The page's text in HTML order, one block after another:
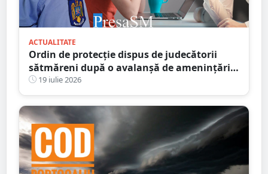
ACTUALITATE
Ordin de protecție dispus de judecătorii
sătmăreni după o avalanșă de amenințări
online. Răzbunarea unui fiu pe amanta
tatălui infidel
19 iulie 2026